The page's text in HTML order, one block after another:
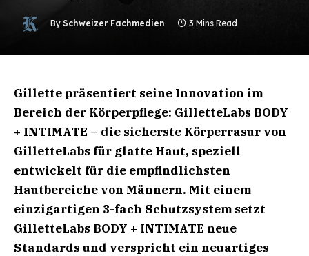
By Schweizer Fachmedien 3 Mins Read
Gillette präsentiert seine Innovation im
Bereich der Körperpflege: GilletteLabs BODY
+ INTIMATE – die sicherste Körperrasur von
GilletteLabs für glatte Haut, speziell
entwickelt für die empfindlichsten
Hautbereiche von Männern. Mit einem
einzigartigen 3-fach Schutzsystem setzt
GilletteLabs BODY + INTIMATE neue
Standards und verspricht ein neuartiges